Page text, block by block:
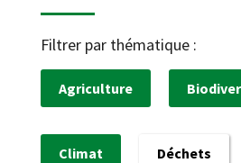
Filtrer par thématique :
Agriculture
Climat Déchets